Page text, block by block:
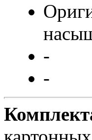
-
-